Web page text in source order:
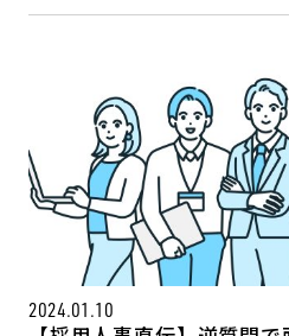
2024.01.10